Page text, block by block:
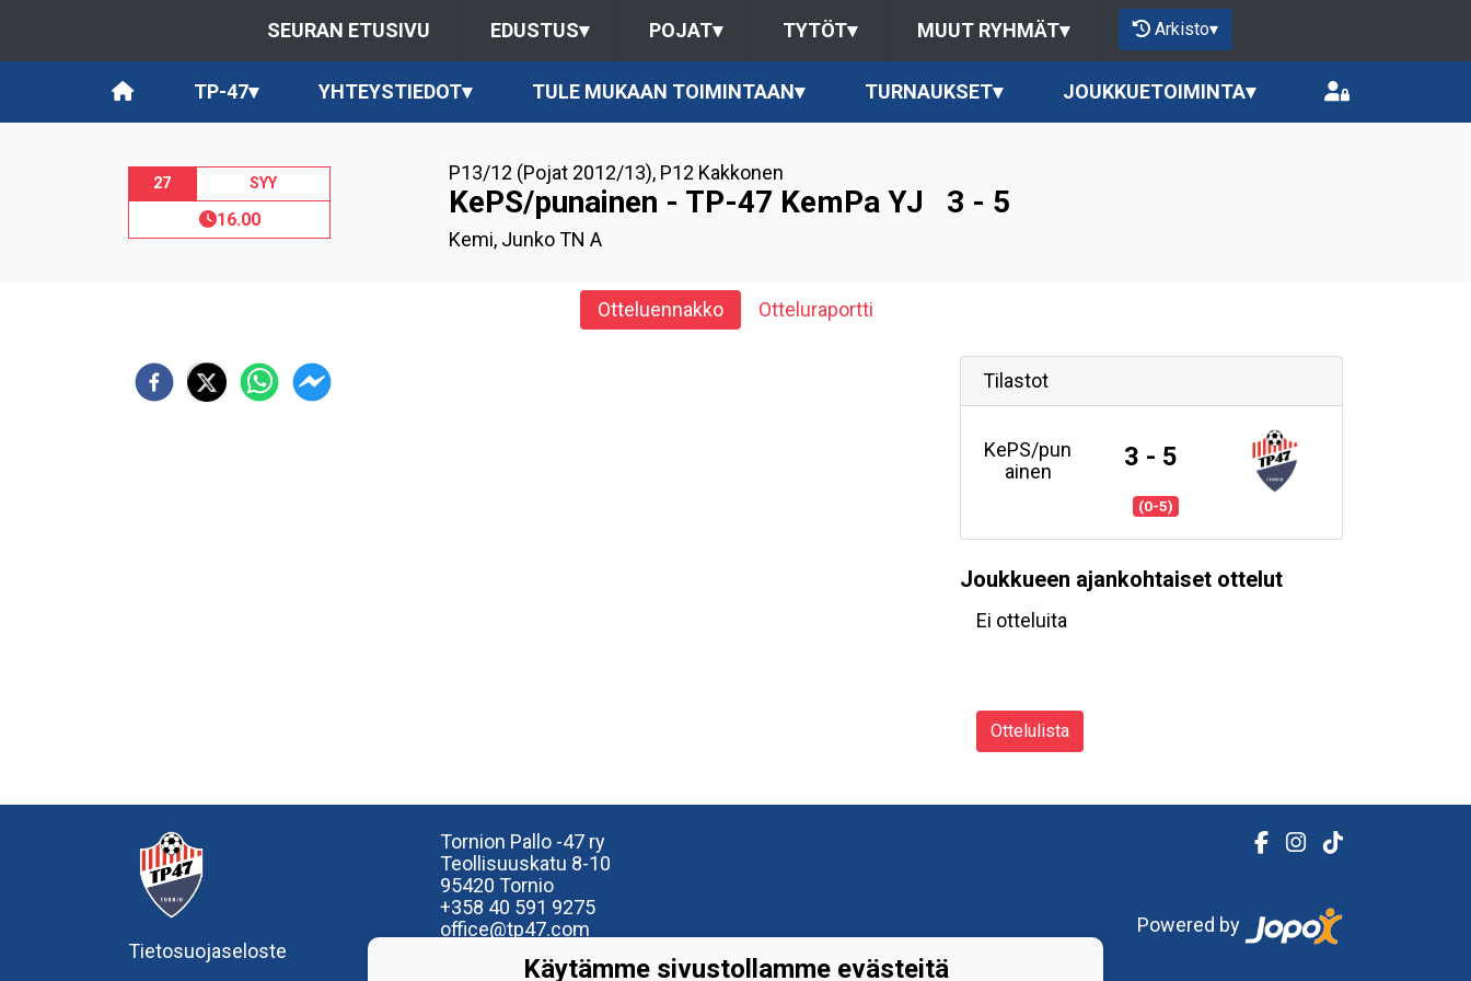
SEURAN ETUSIVU EDUSTUS▾ POJAT▾ TYTÖT▾ MUUT RYHMÄT▾ Arkisto▾
TP-47▾ YHTEYSTIEDOT▾ TULE MUKAAN TOIMINTAAN▾ TURNAUKSET▾ JOUKKUETOIMINTA▾
27 SYY
16.00
P13/12 (Pojat 2012/13), P12 Kakkonen
KePS/punainen - TP-47 KemPa YJ 3 - 5
Kemi, Junko TN A
Otteluennakko Otteluraportti
Tilastot
KePS/pun
ainen
3 - 5
(0-5)
Joukkueen ajankohtaiset ottelut
Ei otteluita
Ottelulista
Tietosuojaseloste
Tornion Pallo -47 ry
Teollisuuskatu 8-10
95420 Tornio
+358 40 591 9275
office@tp47.com
Powered by
Käytämme sivustollamme evästeitä